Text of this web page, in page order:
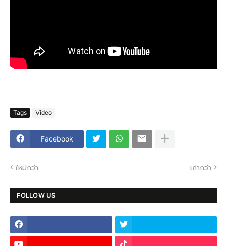
Tags Video
Facebook
ใหม่กว่า เก่ากว่า
FOLLOW US